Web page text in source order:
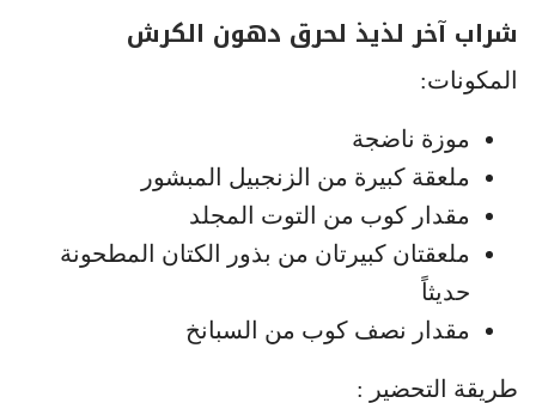
شراب آخر لذيذ لحرق دهون الكرش
المكونات:
موزة ناضجة
ملعقة كبيرة من الزنجبيل المبشور
مقدار كوب من التوت المجلد
ملعقتان كبيرتان من بذور الكتان المطحونة
حديثاً
مقدار نصف كوب من السبانخ
طريقة التحضير :